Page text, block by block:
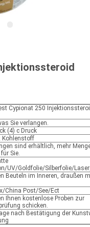
Cypionat 250
Sie verlangen.
(4) c Druck
Kohlenstoff
sind erhältlich, mehr
Sie.
UV/Goldfolie/Silberfolie/
Beuteln im Inneren, draußen
China Post/See/Ect
Ihnen kostenlose Proben zur
schicken.
nach Bestätigung der